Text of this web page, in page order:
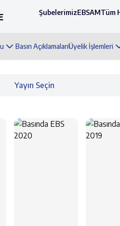
ŞubelerimizEBSAMTüm
Basın AçıklamalarıÜyelik İşlemleri